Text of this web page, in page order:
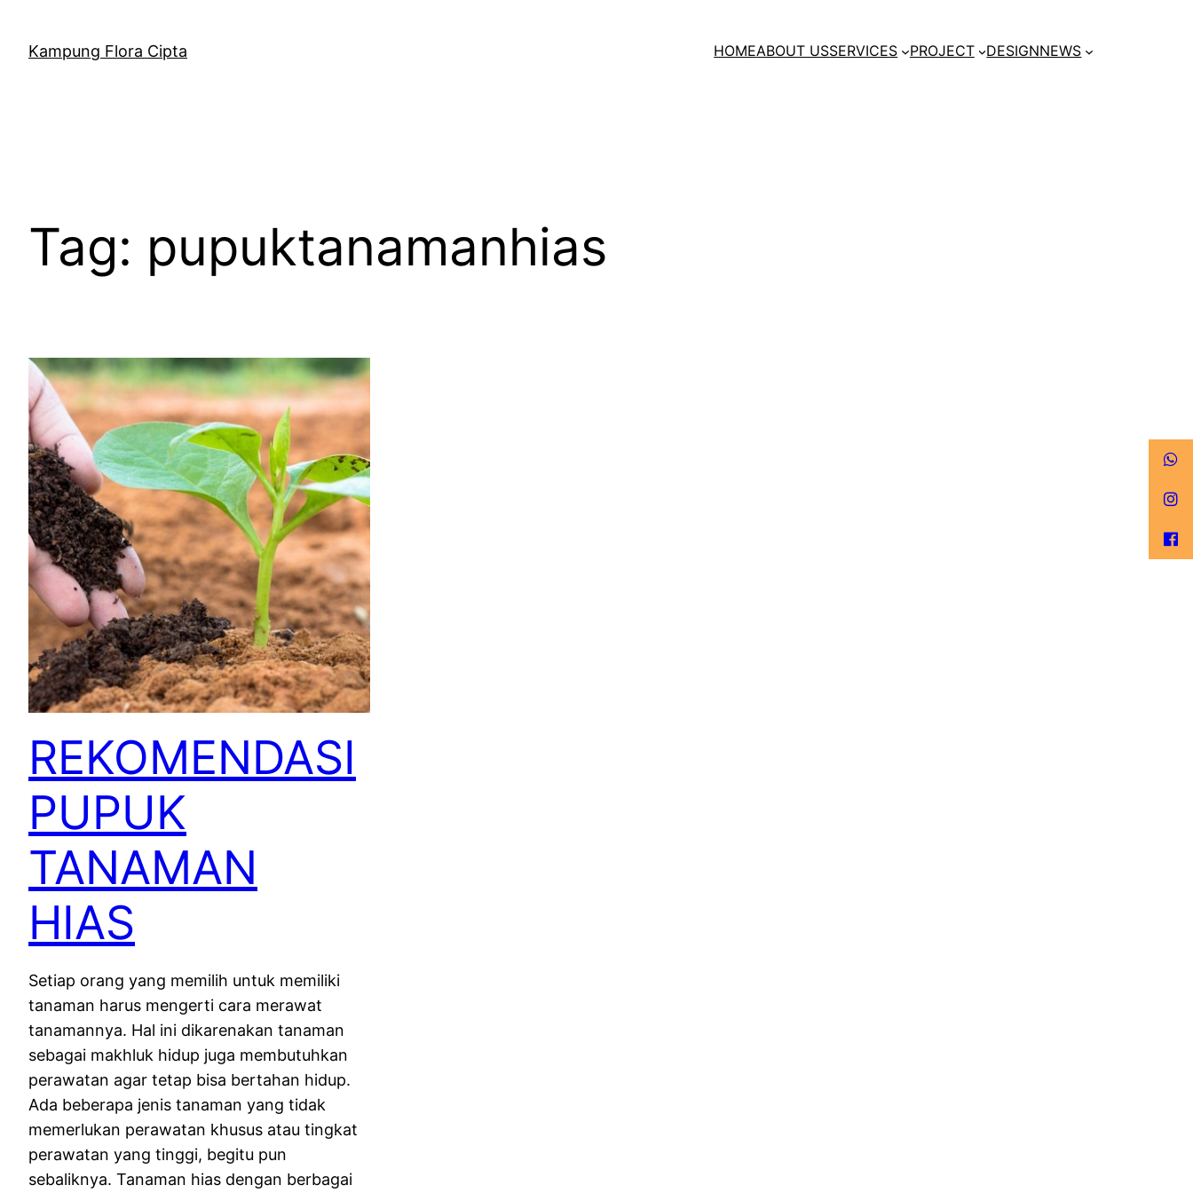
Kampung Flora Cipta HOMEABOUT USSERVICES PROJECT DESIGNNEWS
Tag: pupuktanamanhias
REKOMENDASI
PUPUK
TANAMAN
HIAS
Setiap orang yang memilih untuk memiliki
tanaman harus mengerti cara merawat
tanamannya. Hal ini dikarenakan tanaman
sebagai makhluk hidup juga membutuhkan
perawatan agar tetap bisa bertahan hidup.
Ada beberapa jenis tanaman yang tidak
memerlukan perawatan khusus atau tingkat
perawatan yang tinggi, begitu pun
sebaliknya. Tanaman hias dengan berbagai